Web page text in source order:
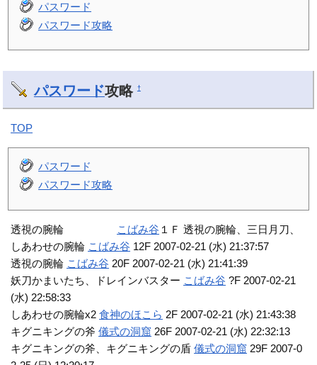
パスワード
パスワード攻略
パスワード攻略 †
TOP
パスワード
パスワード攻略
透視の腕輪 こばみ谷 １Ｆ 透視の腕輪、三日月刀、
しあわせの腕輪 こばみ谷 12F 2007-02-21 (水) 21:37:57
透視の腕輪 こばみ谷 20F 2007-02-21 (水) 21:41:39
妖刀かまいたち、ドレインバスター こばみ谷 ?F 2007-02-21
(水) 22:58:33
しあわせの腕輪x2食神のほこら 2F 2007-02-21 (水) 21:43:38
キグニキングの斧儀式の洞窟 26F 2007-02-21 (水) 22:32:13
キグニキングの斧、キグニキングの盾儀式の洞窟 29F 2007-0